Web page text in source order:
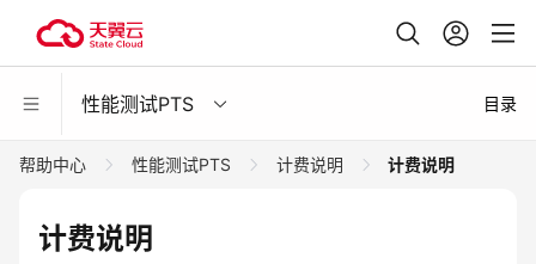
性能测试PTS 目录
帮助中心 性能测试PTS 计费说明 计费说明
计费说明